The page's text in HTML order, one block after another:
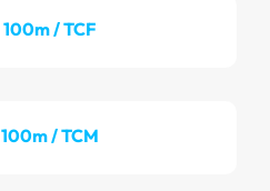
100m / TCF
100m / TCM